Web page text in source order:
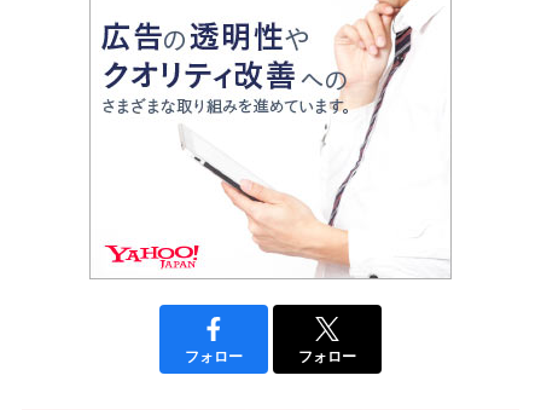
フォロー フォロー